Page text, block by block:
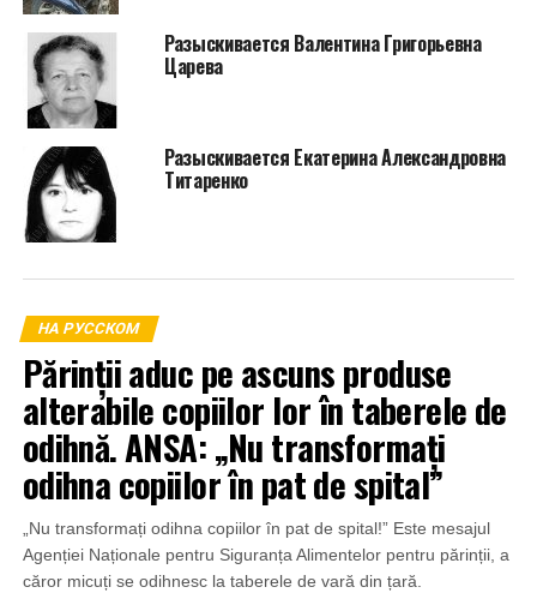
Разыскивается Валентина Григорьевна
Царева
Разыскивается Екатерина Александровна
Титаренко
НА РУССКОМ
Părinții aduc pe ascuns produse
alterabile copiilor lor în taberele de
odihnă. ANSA: „Nu transformați
odihna copiilor în pat de spital”
„Nu transformați odihna copiilor în pat de spital!” Este mesajul
Agenției Naționale pentru Siguranța Alimentelor pentru părinții, a
căror micuți se odihnesc la taberele de vară din țară.